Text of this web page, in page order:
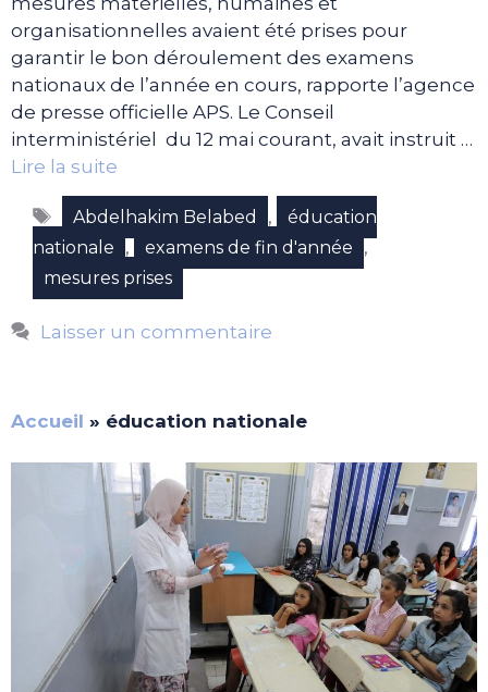
organisationnelles avaient été prises pour
garantir le bon déroulement des examens
nationaux de l’année en cours, rapporte l’agence
de presse officielle APS. Le Conseil
interministériel du 12 mai courant, avait instruit …
Lire la suite
Étiquettes
Abdelhakim Belabed ,
éducation
nationale
, examens de fin d'année ,
mesures prises
Laisser un commentaire
Accueil » éducation nationale